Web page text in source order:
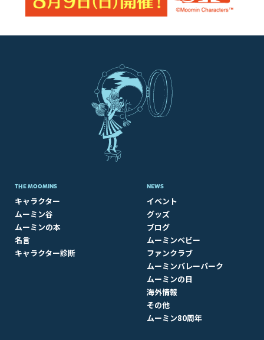
THE MOOMINS
キャラクター
ムーミン谷
ムーミンの本
名言
キャラクター診断
NEWS
イベント
グッズ
ブログ
ムーミンベビー
ファンクラブ
ムーミンバレーパーク
ムーミンの日
海外情報
その他
ムーミン80周年